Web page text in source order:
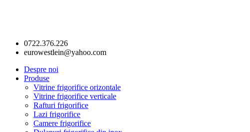
0722.376.226
eurowestlein@yahoo.com
Despre noi
Produse
Vitrine frigorifice orizontale
Vitrine frigorifice verticale
Rafturi frigorifice
Lazi frigorifice
Camere frigorifice